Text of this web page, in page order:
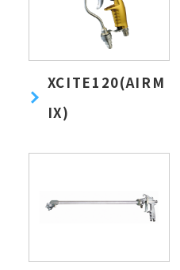
XCITE120(AIRM
IX)